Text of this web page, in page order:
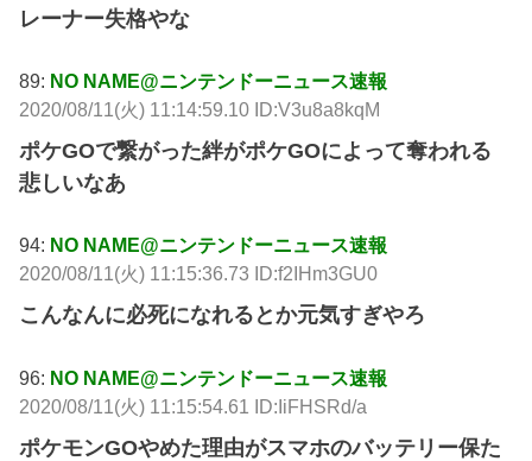
レーナー失格やな
89: NO NAME@ニンテンドーニュース速報
2020/08/11(火) 11:14:59.10 ID:V3u8a8kqM
ポケGOで繋がった絆がポケGOによって奪われる
悲しいなあ
94: NO NAME@ニンテンドーニュース速報
2020/08/11(火) 11:15:36.73 ID:f2IHm3GU0
こんなんに必死になれるとか元気すぎやろ
96: NO NAME@ニンテンドーニュース速報
2020/08/11(火) 11:15:54.61 ID:IiFHSRd/a
ポケモンGOやめた理由がスマホのバッテリー保た